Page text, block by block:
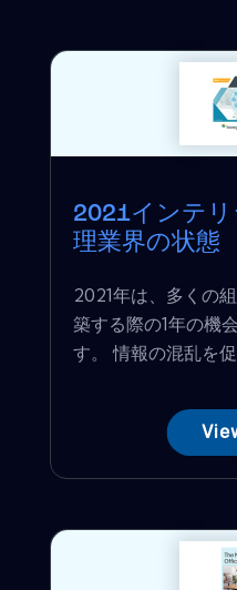
2021インテ
理業界の状態
2021年は、多くの
築する際の1年の機
す。 情報の混乱を促